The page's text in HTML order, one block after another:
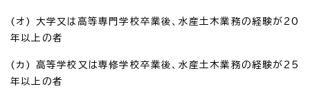
(オ) 大学又は高等専門学校卒業後、水産土木業務の経験が20
年以上の者
(カ) 高等学校又は専修学校卒業後、水産土木業務の経験が25
年以上の者